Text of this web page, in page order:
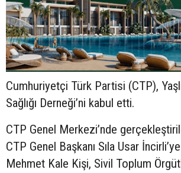
Cumhuriyetçi Türk Partisi (CTP),
Sağlığı Derneği’ni kabul etti.
CTP Genel Merkezi’nde
CTP Genel Başkanı Sıla Usar
Mehmet Kale Kişi, Sivil Toplum